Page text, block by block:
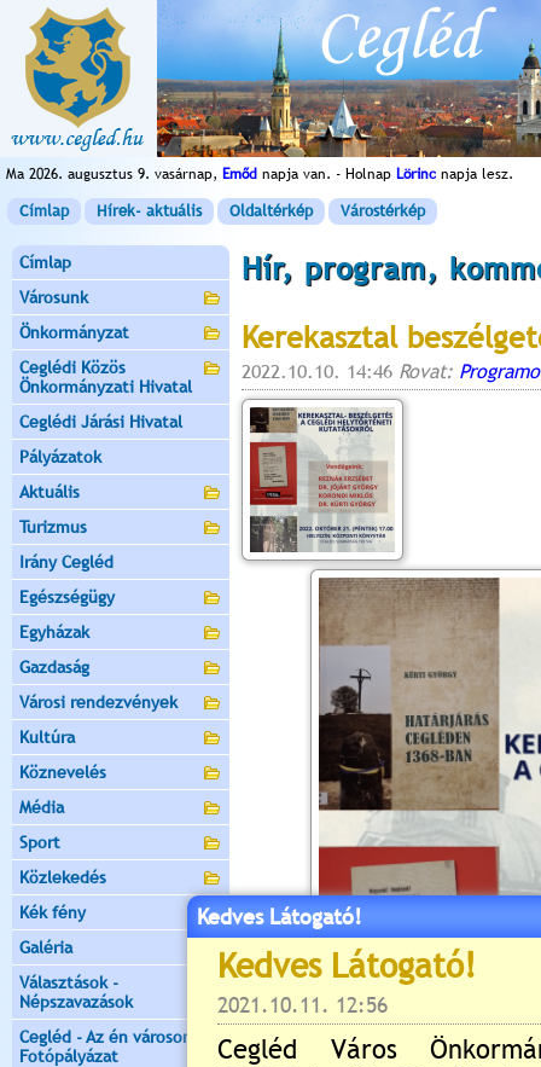
Ma 2026. augusztus 9. vasárnap, Emőd napja van. - Holnap Lörinc napja lesz.
Címlap Hírek- aktuális Oldaltérkép Várostérkép
Címlap
Városunk
Önkormányzat
Ceglédi Közös
Önkormányzati Hivatal
Ceglédi Járási Hivatal
Pályázatok
Aktuális
Turizmus
Irány Cegléd
Egészségügy
Egyházak
Gazdaság
Városi rendezvények
Kultúra
Köznevelés
Média
Sport
Közlekedés
Kék fény
Galéria
Választások -
Népszavazások
Cegléd - Az én városom -
Fotópályázat
Hír, program,
Kerekasztal
2022.10.10. 14:46 Rovat:
Kedves Látogató!